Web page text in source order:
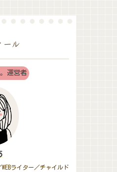
ール
運営者
ライター／チャイルド